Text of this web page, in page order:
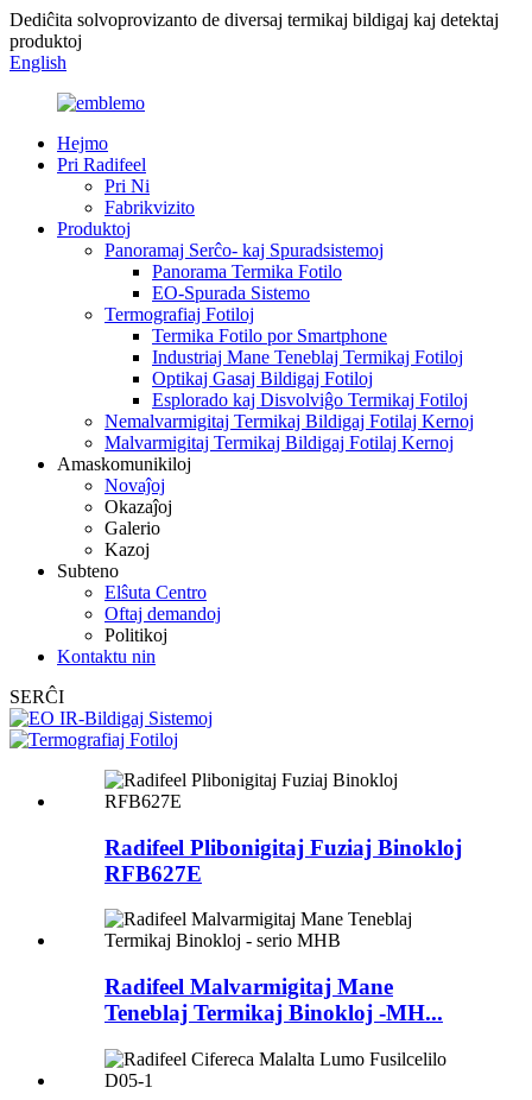
Dediĉita solvoprovizanto de diversaj termikaj bildigaj kaj detektaj
produktoj
English
Hejmo
Pri Radifeel
Pri Ni
Fabrikvizito
Produktoj
Panoramaj Serĉo- kaj Spuradsistemoj
Panorama Termika Fotilo
EO-Spurada Sistemo
Termografiaj Fotiloj
Termika Fotilo por Smartphone
Industriaj Mane Teneblaj Termikaj Fotiloj
Optikaj Gasaj Bildigaj Fotiloj
Esplorado kaj Disvolviĝo Termikaj Fotiloj
Nemalvarmigitaj Termikaj Bildigaj Fotilaj Kernoj
Malvarmigitaj Termikaj Bildigaj Fotilaj Kernoj
Amaskomunikiloj
Novaĵoj
Okazaĵoj
Galerio
Kazoj
Subteno
Elŝuta Centro
Oftaj demandoj
Politikoj
Kontaktu nin
SERĈI
Radifeel Plibonigitaj Fuziaj Binokloj
RFB627E
Radifeel Malvarmigitaj Mane
Teneblaj Termikaj Binokloj -MH...